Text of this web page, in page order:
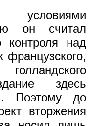
условиями
он считал
контроля над
французского,
здесь
Поэтому до
вторжения